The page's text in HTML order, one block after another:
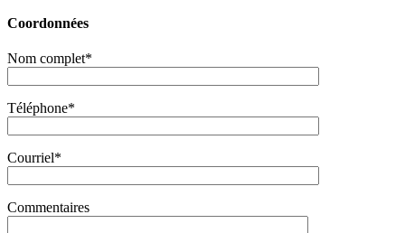
Coordonnées
Nom complet*
Téléphone*
Courriel*
Commentaires